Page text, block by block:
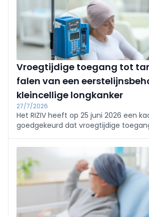
Vroegtijdige toegang tot
falen van een
kleincellige longkanker
27/7/2026
Het RIZIV heeft op 25 juni 2026 een
goedgekeurd dat vroegtijdige
wordt gebracht, voor bepaalde
kleincellige longkanker in een
De behandeling is bedoeld voor
ziekte is voortgeschreden of is
eerstelijnsbehandeling op basis van
platinachemotherapie, eventueel in
een PD-(L)1-remmer.